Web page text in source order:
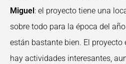
Miguel: el proyecto tiene una
sobre todo para la época del
están bastante bien. El
hay actividades interesantes,